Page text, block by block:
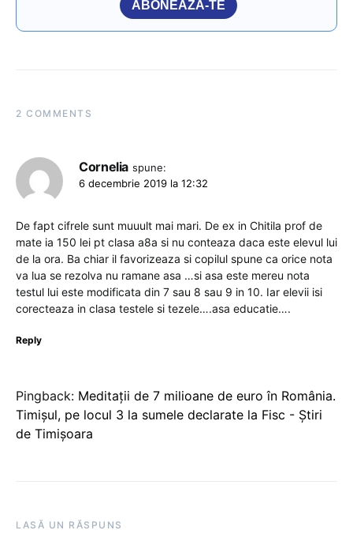
ABONEAZĂ-TE
2 COMMENTS
Cornelia spune:
6 decembrie 2019 la 12:32
De fapt cifrele sunt muuult mai mari. De ex in Chitila prof de
mate ia 150 lei pt clasa a8a si nu conteaza daca este elevul lui
de la ora. Ba chiar il favorizeaza si copilul spune ca orice nota
va lua se rezolva nu ramane asa …si asa este mereu nota
testul lui este modificata din 7 sau 8 sau 9 in 10. Iar elevii isi
corecteaza in clasa testele si tezele….asa educatie….
Reply
Pingback: Meditații de 7 milioane de euro în România.
Timișul, pe locul 3 la sumele declarate la Fisc - Știri
de Timișoara
LASĂ UN RĂSPUNS